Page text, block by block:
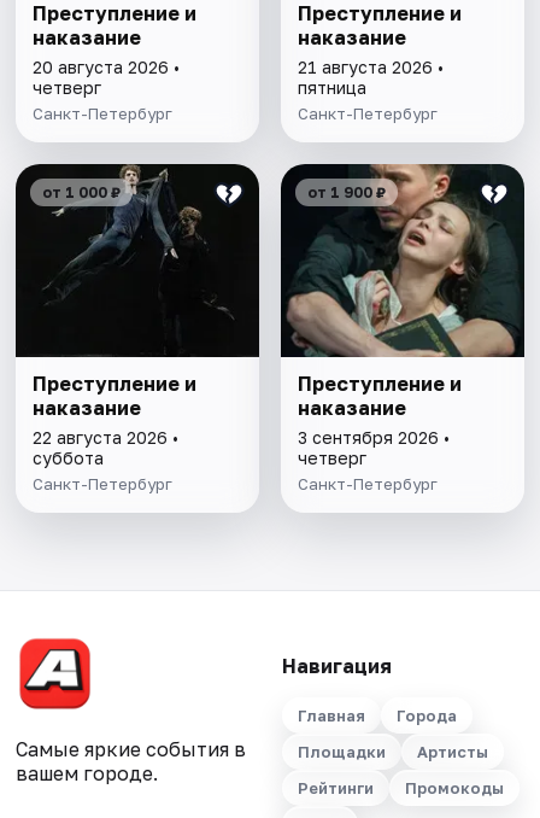
Преступление и
наказание
20 августа 2026 •
четверг
Санкт-Петербург
Преступление и
наказание
21 августа 2026 •
пятница
Санкт-Петербург
от 1 000 ₽
Преступление и
наказание
22 августа 2026 •
суббота
Санкт-Петербург
от 1 900 ₽
Преступление и
наказание
3 сентября 2026 •
четверг
Санкт-Петербург
Самые яркие события в
вашем городе.
Навигация
Главная
Города
Площадки
Артисты
Рейтинги
Промокоды